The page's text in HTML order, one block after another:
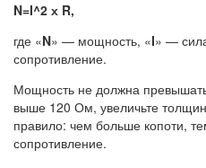
N=I^2 х R,
где «N» — мощность, «I» —
сопротивление.
Мощность не должна
выше 120 Ом, увеличьте
правило: чем больше копоти,
сопротивление.